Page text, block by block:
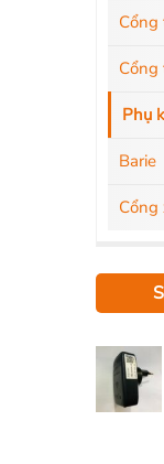
Cổng
Cổng
Phụ
Barie
Cổng